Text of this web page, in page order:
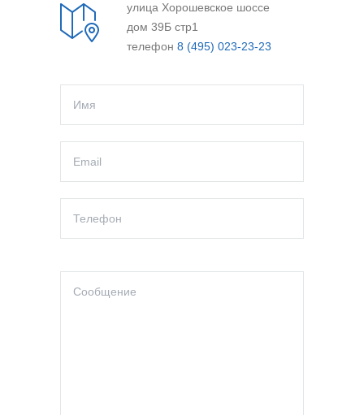
улица Хорошевское шоссе
дом 39Б стр1
телефон 8 (495) 023-23-23